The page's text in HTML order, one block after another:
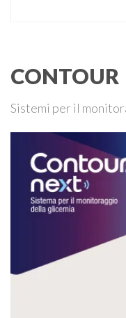
CONTOUR
Sistemi per il